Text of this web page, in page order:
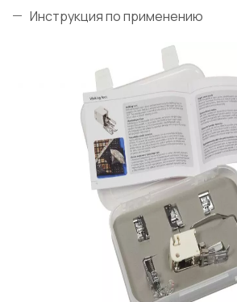
Инструкция по применению